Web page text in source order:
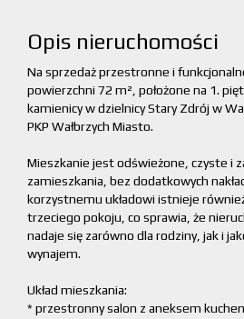
Opis nieruchomości
Na sprzedaż przestronne i
powierzchni 72 m², położone na 1.
kamienicy w dzielnicy Stary Zdrój w
PKP Wałbrzych Miasto.
Mieszkanie jest odświeżone, czyste i
zamieszkania, bez dodatkowych
korzystnemu układowi istnieje
trzeciego pokoju, co sprawia, że
nadaje się zarówno dla rodziny, jak i
wynajem.
Układ mieszkania:
* przestronny salon z aneksem